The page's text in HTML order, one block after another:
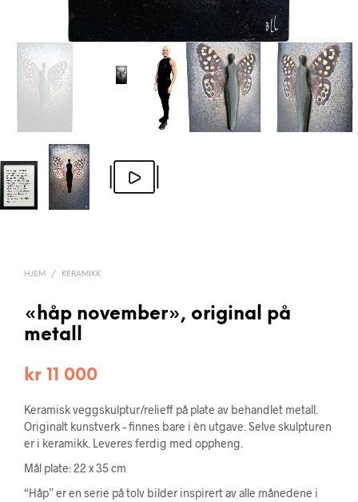
HJEM / KERAMIKK
«håp november», original på
metall
kr 11 000
Keramisk veggskulptur/relieff på plate av behandlet metall.
Originalt kunstverk – finnes bare i èn utgave. Selve skulpturen
er i keramikk. Leveres ferdig med oppheng.
Mål plate: 22 x 35 cm
“Håp” er en serie på tolv bilder inspirert av alle månedene i